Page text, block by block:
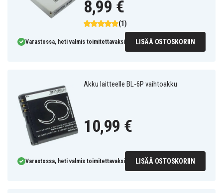
(1)
8,99 €
Varastossa, heti valmis toimitettavaksi LISÄÄ OSTOSKORIIN
Akku laitteelle BL-6P vaihtoakku
10,99 €
Varastossa, heti valmis toimitettavaksi LISÄÄ OSTOSKORIIN